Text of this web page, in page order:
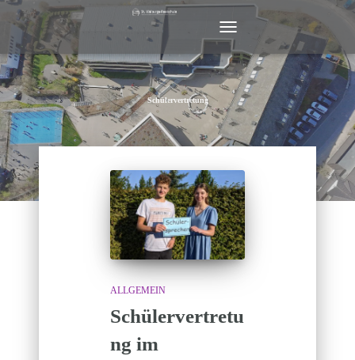
NAVIGATION
UMSCHALTEN
Schülervertretung
ALLGEMEIN
Schülervertretu
ng im